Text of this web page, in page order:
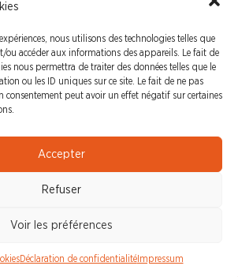
nous utilisons des technologies telles que
ou accéder aux informations des appareils. Le fait de
nous permettra de traiter des données telles que le
ou les ID uniques sur ce site. Le fait de ne pas
consentement peut avoir un effet négatif sur certaines
Accepter
Refuser
Voir les préférences
Déclaration de confidentialitéImpressum
CFDT Cadres
CFDT Retraités
L'UFFA
PRESSE
de Presse
Revue de Presse
| Mentions Légales |
Protection des